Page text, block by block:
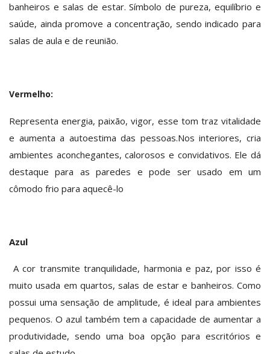
banheiros e salas de estar. Símbolo de pureza, equilíbrio e
saúde, ainda promove a concentração, sendo indicado para
salas de aula e de reunião.
Vermelho:
Representa energia, paixão, vigor, esse tom traz vitalidade
e aumenta a autoestima das pessoas.Nos interiores, cria
ambientes aconchegantes, calorosos e convidativos. Ele dá
destaque para as paredes e pode ser usado em um
cômodo frio para aquecê-lo
Azul
A cor transmite tranquilidade, harmonia e paz, por isso é
muito usada em quartos, salas de estar e banheiros. Como
possui uma sensação de amplitude, é ideal para ambientes
pequenos. O azul também tem a capacidade de aumentar a
produtividade, sendo uma boa opção para escritórios e